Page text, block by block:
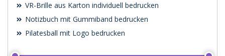
VR-Brille aus Karton individuell bedrucken
Notizbuch mit Gummiband bedrucken
Pilatesball mit Logo bedrucken